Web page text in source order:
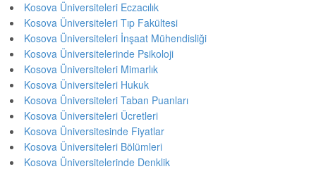
Kosova Üniversiteleri Eczacılık
Kosova Üniversiteleri Tıp Fakültesi
Kosova Üniversiteleri İnşaat Mühendisliği
Kosova Üniversitelerinde Psikoloji
Kosova Üniversiteleri Mimarlık
Kosova Üniversiteleri Hukuk
Kosova Üniversiteleri Taban Puanları
Kosova Üniversiteleri Ücretleri
Kosova Üniversitesinde Fiyatlar
Kosova Üniversiteleri Bölümleri
Kosova Üniversitelerinde Denklik